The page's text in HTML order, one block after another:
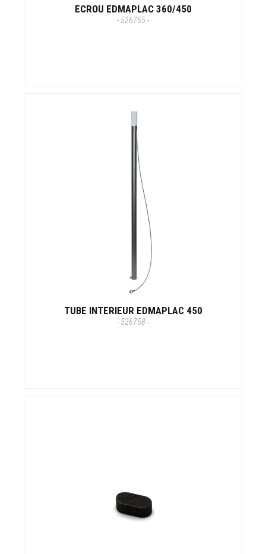
ECROU EDMAPLAC 360/450
- 526755 -
TUBE INTERIEUR EDMAPLAC 450
- 526758 -